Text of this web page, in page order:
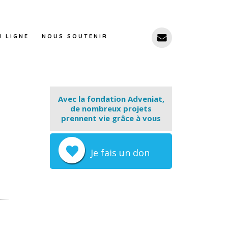
LIGNE NOUS SOUTENIR
Avec la fondation Adveniat,
de nombreux projets
prennent vie grâce à vous
Je fais un don